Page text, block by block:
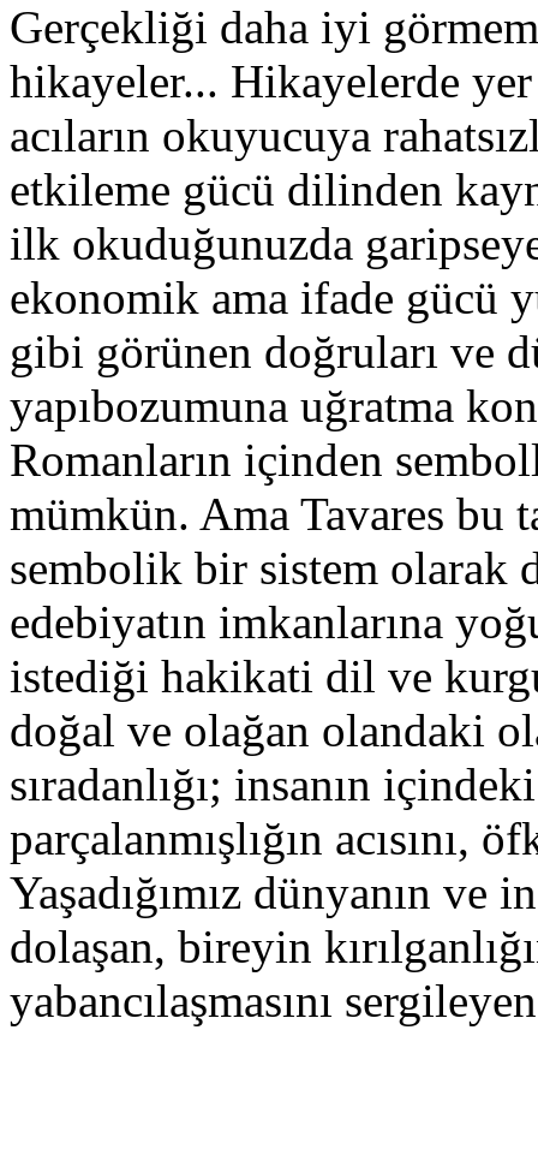
Gerçekliği daha iyi
hikayeler... Hikayelerde
acıların okuyucuya
etkileme gücü dilinden
ilk okuduğunuzda
ekonomik ama ifade gücü
gibi görünen doğruları ve
yapıbozumuna uğratma
Romanların içinden
mümkün. Ama Tavares bu
sembolik bir sistem
edebiyatın imkanlarına
istediği hakikati dil ve
doğal ve olağan olandaki
sıradanlığı; insanın
parçalanmışlığın acısını,
Yaşadığımız dünyanın ve
dolaşan, bireyin
yabancılaşmasını